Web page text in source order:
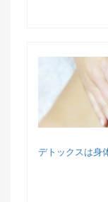
デトックスは身